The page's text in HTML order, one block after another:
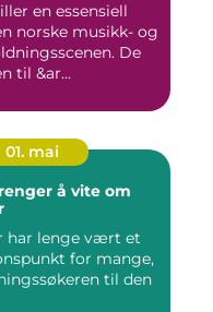
en essensiell
norske musikk- og
De
til &ar...
01. mai
å vite om
har lenge vært et
for mange,
til den